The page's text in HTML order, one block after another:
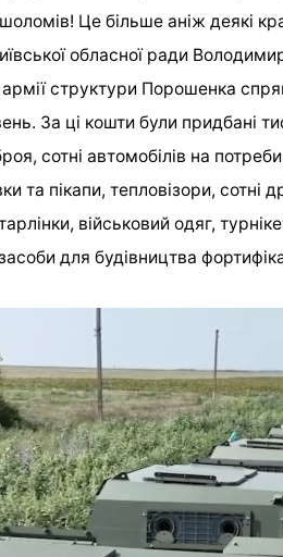
Це більше аніж деякі
обласної ради
структури Порошенка
За ці кошти були придбані
сотні автомобілів на
та пікапи, тепловізори, сотні
військовий одяг,
для будівництва